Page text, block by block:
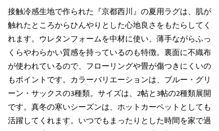
接触冷感生地で作られた『京都西川』の夏用ラグは、肌が
触れたところからひんやりとした心地良さをもたらしてく
れます。ウレタンフォームを中材に使い、薄手ながらふっ
くらやわらかい質感を持っているのも特徴。裏面に不織布
が使われているので、フローリングや畳が傷つきにくいの
もポイントです。カラーバリエーションは、ブルー・グリ
ーン・サックスの3種類。サイズは、2帖と3帖の2種類展開
です。真冬の寒いシーズンは、ホットカーペットとしても
活躍してくれます。いつでもまったりとした時間を家で過